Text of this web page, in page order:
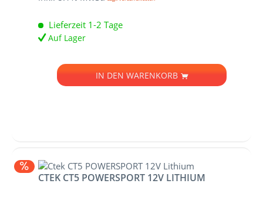
Lieferzeit 1-2 Tage
Auf Lager
IN DEN WARENKORB
CTEK CT5 POWERSPORT 12V LITHIUM